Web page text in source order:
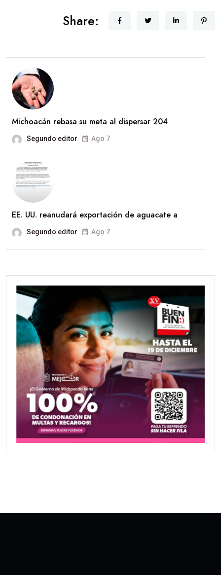
Share:
Michoacán rebasa su meta al dispersar 204
Segundo editor Ago 7
EE. UU. reanudará exportación de aguacate a
Segundo editor Ago 7